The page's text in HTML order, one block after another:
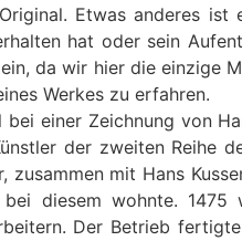
Etwas anderes
hat oder sein
da wir hier die einzige
Werkes zu erfahren.
bei einer Zeichnung von
der zweiten Reihe
zusammen mit Hans
diesem wohnte.
Der Betrieb